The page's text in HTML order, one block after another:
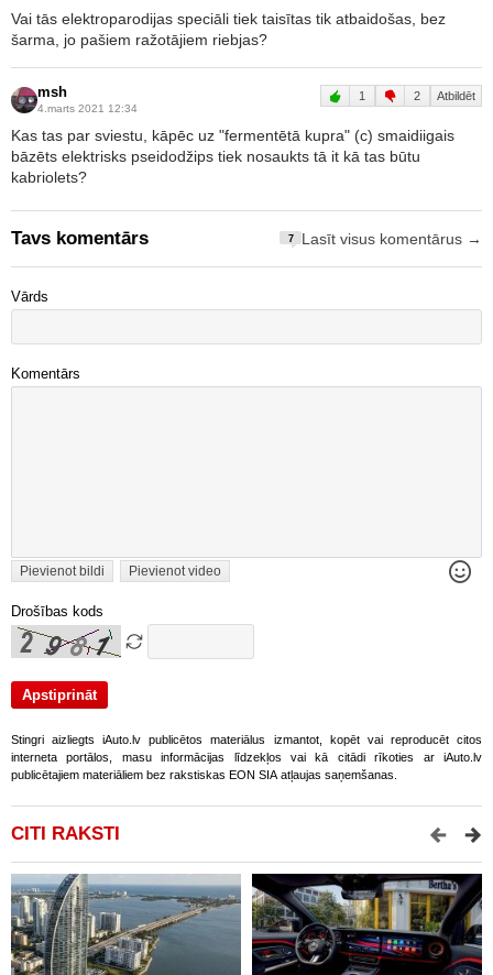
Vai tās elektroparodijas speciāli tiek taisītas tik atbaidošas, bez
šarma, jo pašiem ražotājiem riebjas?
msh
4.marts 2021 12:34
1 2 Atbildēt
Kas tas par sviestu, kāpēc uz "fermentētā kupra" (c) smaidiigais
bāzēts elektrisks pseidodžips tiek nosaukts tā it kā tas būtu
kabriolets?
Tavs komentārs 7 Lasīt visus komentārus →
Vārds
Komentārs
Pievienot bildi Pievienot video
Drošības kods
Stingri aizliegts iAuto.lv publicētos materiālus izmantot, kopēt vai reproducēt citos
interneta portālos, masu informācijas līdzekļos vai kā citādi rīkoties ar iAuto.lv
publicētajiem materiāliem bez rakstiskas EON SIA atļaujas saņemšanas.
CITI RAKSTI